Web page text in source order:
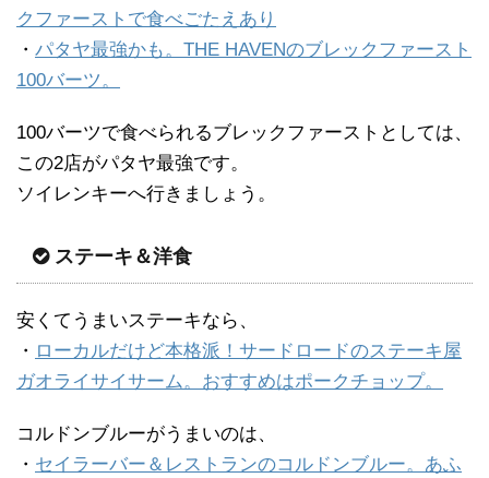
クファーストで食べごたえあり
・ パタヤ最強かも。THE HAVENのブレックファースト
100バーツ。
100バーツで食べられるブレックファーストとしては、
この2店がパタヤ最強です。
ソイレンキーへ行きましょう。
ステーキ＆洋食
安くてうまいステーキなら、
・ ローカルだけど本格派！サードロードのステーキ屋
ガオライサイサーム。おすすめはポークチョップ。
コルドンブルーがうまいのは、
・ セイラーバー＆レストランのコルドンブルー。あふ